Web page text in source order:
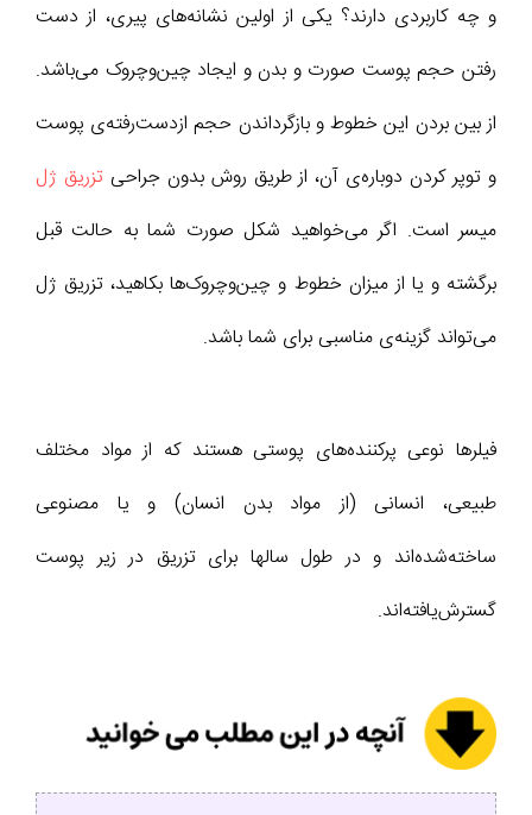
و چه کاربردی دارند؟ یکی از اولین نشانه‌های پیری، از دست
رفتن حجم پوست صورت و بدن و ایجاد چین‌وچروک می‌باشد.
از بین بردن این خطوط و بازگرداندن حجم ازدست‌رفته‌ی پوست
و توپر کردن دوباره‌ی آن، از طریق روش بدون جراحیتزریق ژل
میسر است. اگر می‌خواهید شکل صورت شما به حالت قبل
برگشته و یا از میزان خطوط و چین‌وچروک‌ها بکاهید، تزریق ژل
می‌تواند گزینه‌ی مناسبی برای شما باشد.
فیلرها نوعی پرکننده‌های پوستی هستند که از مواد مختلف
طبیعی، انسانی (از مواد بدن انسان) و یا مصنوعی
ساخته‌شده‌اند و در طول سالها برای تزریق در زیر پوست
گسترش‌یافته‌اند.